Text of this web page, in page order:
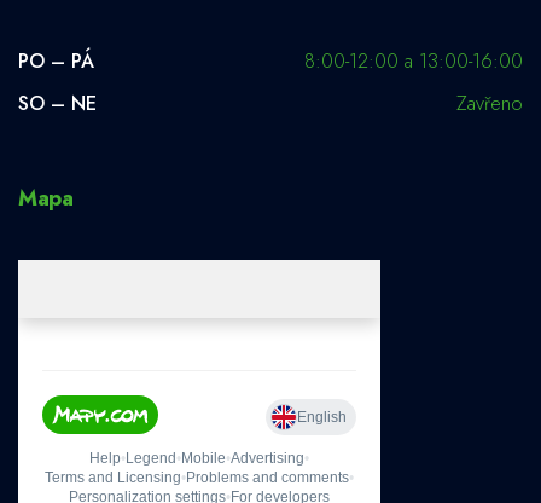
PO – PÁ
8:00-12:00 a 13:00-16:00
SO – NE
Zavřeno
Mapa